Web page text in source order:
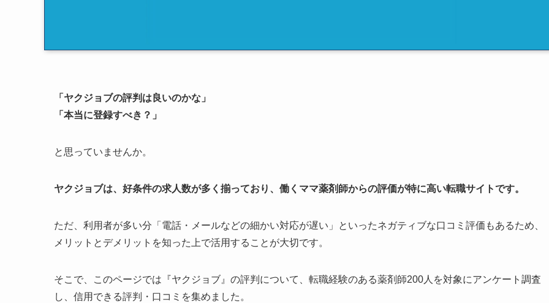
「ヤクジョブの評判は良いのかな」
「本当に登録すべき？」
と思っていませんか。
ヤクジョブは、好条件の求人数が多く揃っており、働くママ薬剤師からの評価が特に高い転職サイトです。
ただ、 利用者が多い分「電話・メールなどの細かい対応が遅い」といったネガティブな口コミ評価もあるため、
メリットとデメリットを知った上で活用することが大切です。
そこで、このページでは『ヤクジョブ』の評判について、転職経験のある薬剤師200人を対象にアンケート調査
し、信用できる評判・口コミを集めました。